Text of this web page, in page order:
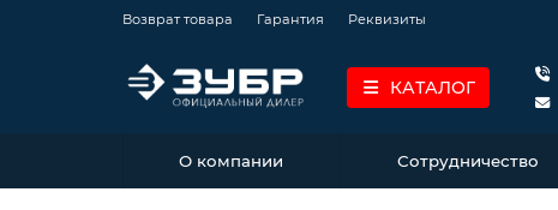
Возврат товара Гарантия Реквизиты
КАТАЛОГ
О компании Сотрудничество